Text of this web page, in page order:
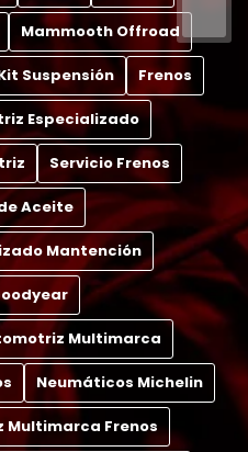
Mammooth Offroad
Suspensión Frenos
Especializado
Servicio Frenos
Aceite
Mantención
Multimarca
Neumáticos Michelin
Multimarca Frenos